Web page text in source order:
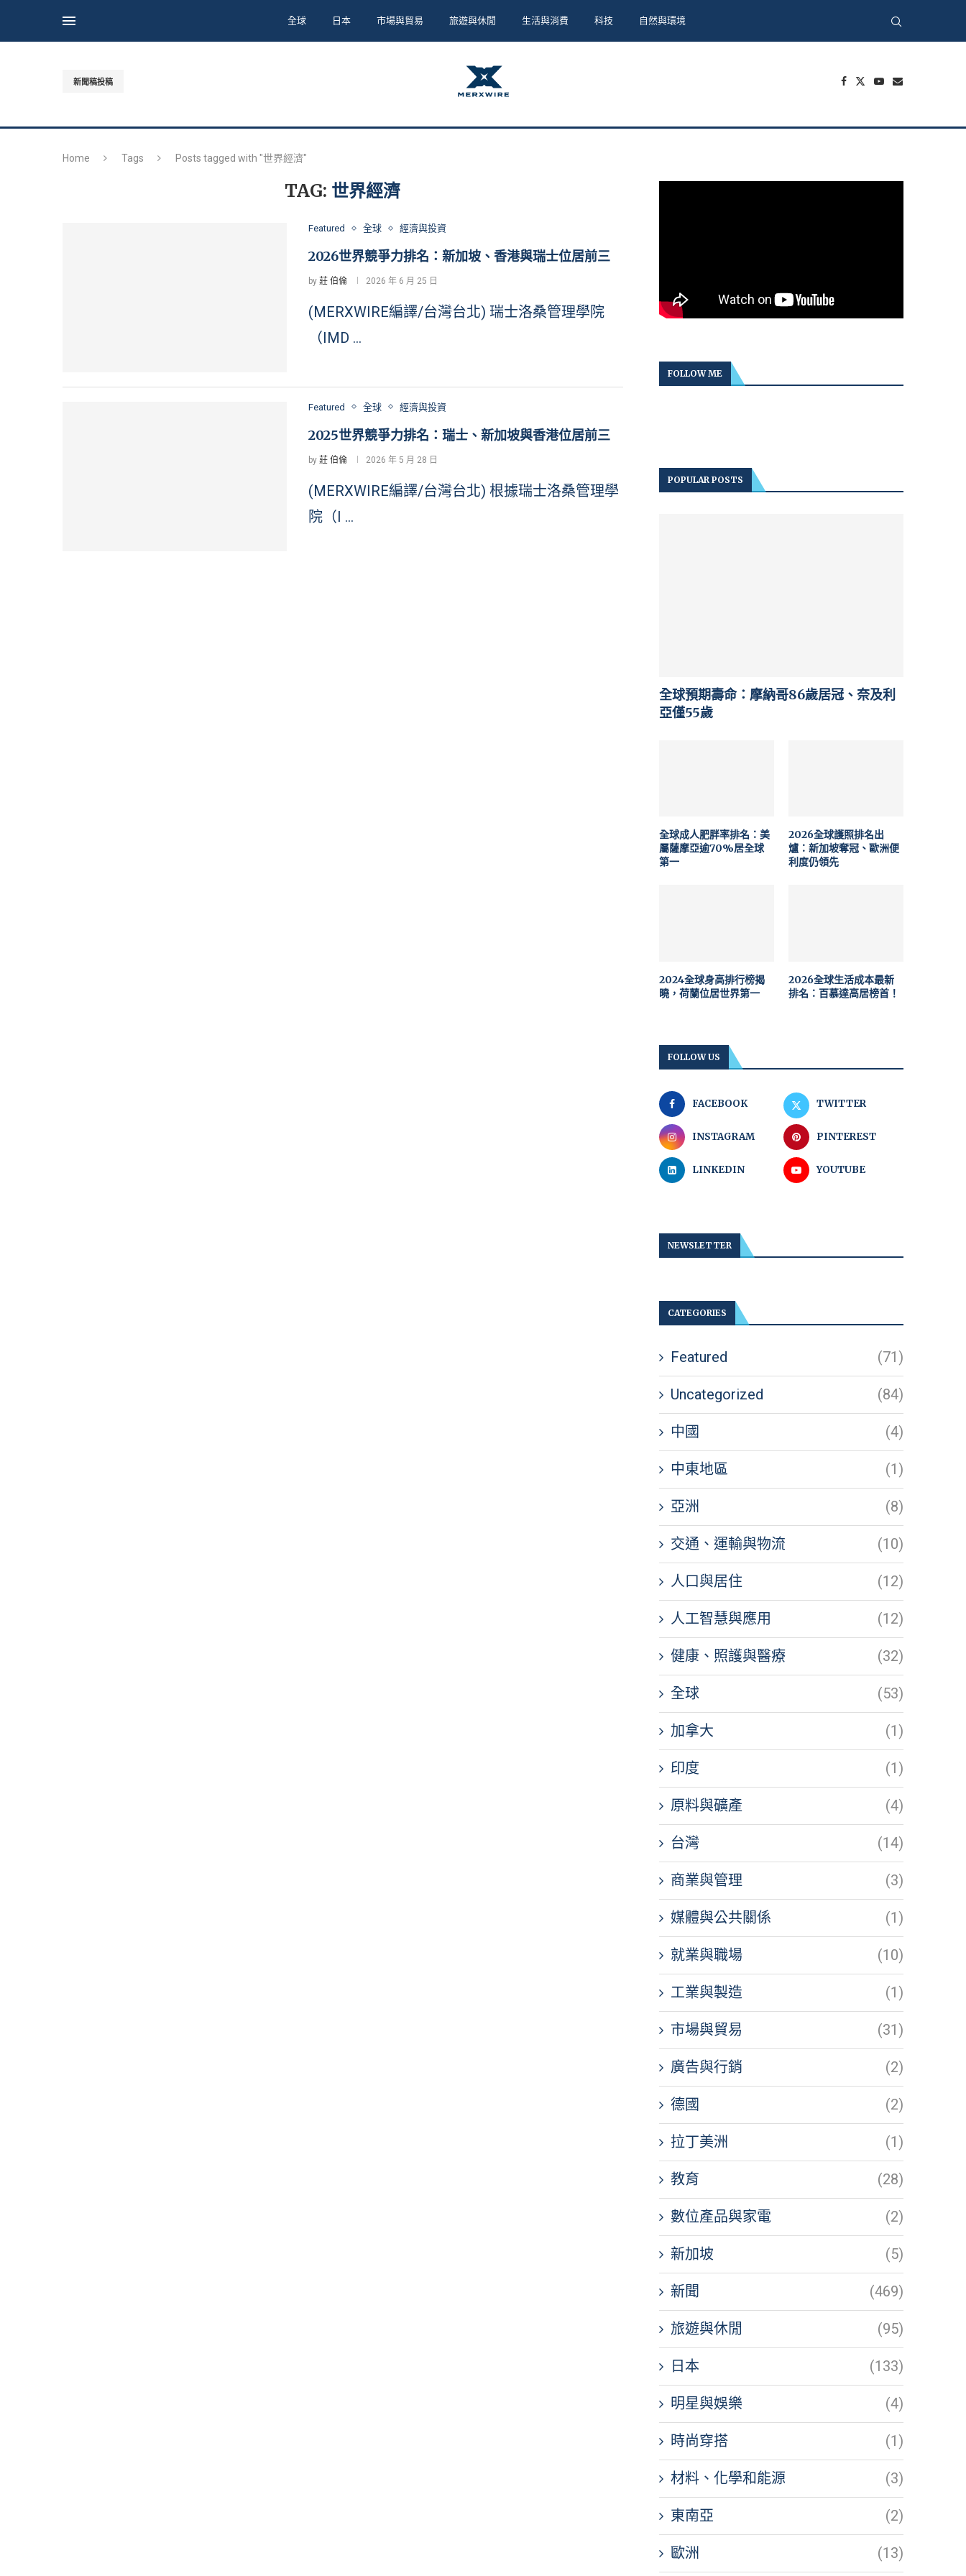
全球 日本 市場與貿易 旅遊與休閒 生活與消費 科技 自然與環境
新聞稿投稿
Home Tags Posts tagged with "世界經濟"
TAG: 世界經濟
Featured 全球 經濟與投資
2026世界競爭力排名：新加坡、香港與瑞士位居前三
by 莊 伯倫 2026 年 6 月 25 日
(MERXWIRE編譯/台灣台北) 瑞士洛桑管理學院
（IMD …
Featured 全球 經濟與投資
2025世界競爭力排名：瑞士、新加坡與香港位居前三
by 莊 伯倫 2026 年 5 月 28 日
(MERXWIRE編譯/台灣台北) 根據瑞士洛桑管理學
院（I …
FOLLOW ME
POPULAR POSTS
全球預期壽命：摩納哥86歲居冠、奈及利
亞僅55歲
全球成人肥胖率排名：美
屬薩摩亞逾70%居全球
第一
2026全球護照排名出
爐：新加坡奪冠、歐洲便
利度仍領先
2024全球身高排行榜揭
曉，荷蘭位居世界第一
2026全球生活成本最新
排名：百慕達高居榜首！
FOLLOW US
FACEBOOK TWITTER
INSTAGRAM PINTEREST
LINKEDIN YOUTUBE
NEWSLETTER
CATEGORIES
Featured (71)
Uncategorized (84)
中國 (4)
中東地區 (1)
亞洲 (8)
交通、運輸與物流 (10)
人口與居住 (12)
人工智慧與應用 (12)
健康、照護與醫療 (32)
全球 (53)
加拿大 (1)
印度 (1)
原料與礦產 (4)
台灣 (14)
商業與管理 (3)
媒體與公共關係 (1)
就業與職場 (10)
工業與製造 (1)
市場與貿易 (31)
廣告與行銷 (2)
德國 (2)
拉丁美洲 (1)
教育 (28)
數位產品與家電 (2)
新加坡 (5)
新聞 (469)
旅遊與休閒 (95)
日本 (133)
明星與娛樂 (4)
時尚穿搭 (1)
材料、化學和能源 (3)
東南亞 (2)
歐洲 (13)